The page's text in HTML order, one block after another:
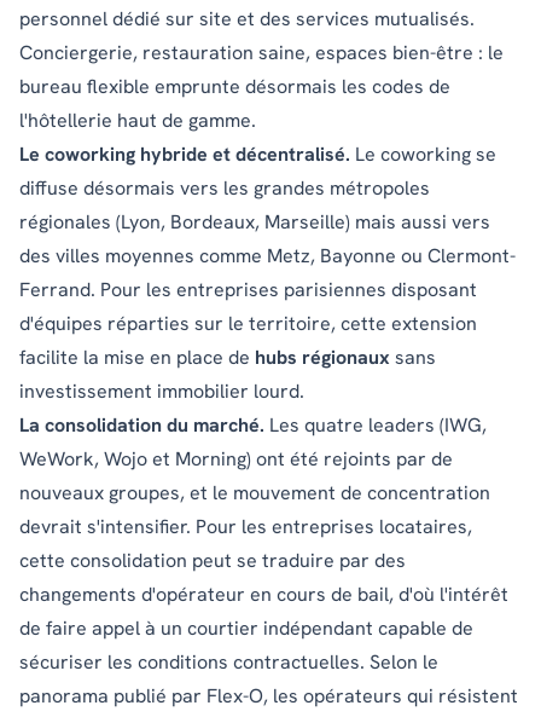
personnel dédié sur site et des services mutualisés.
Conciergerie, restauration saine, espaces bien-être : le
bureau flexible emprunte désormais les codes de
l'hôtellerie haut de gamme.
Le coworking hybride et décentralisé. Le coworking se
diffuse désormais vers les grandes métropoles
régionales (Lyon, Bordeaux, Marseille) mais aussi vers
des villes moyennes comme Metz, Bayonne ou Clermont-
Ferrand. Pour les entreprises parisiennes disposant
d'équipes réparties sur le territoire, cette extension
facilite la mise en place de hubs régionaux sans
investissement immobilier lourd.
La consolidation du marché. Les quatre leaders (IWG,
WeWork, Wojo et Morning) ont été rejoints par de
nouveaux groupes, et le mouvement de concentration
devrait s'intensifier. Pour les entreprises locataires,
cette consolidation peut se traduire par des
changements d'opérateur en cours de bail, d'où l'intérêt
de faire appel à un courtier indépendant capable de
sécuriser les conditions contractuelles. Selon le
panorama publié par Flex-O, les opérateurs qui résistent